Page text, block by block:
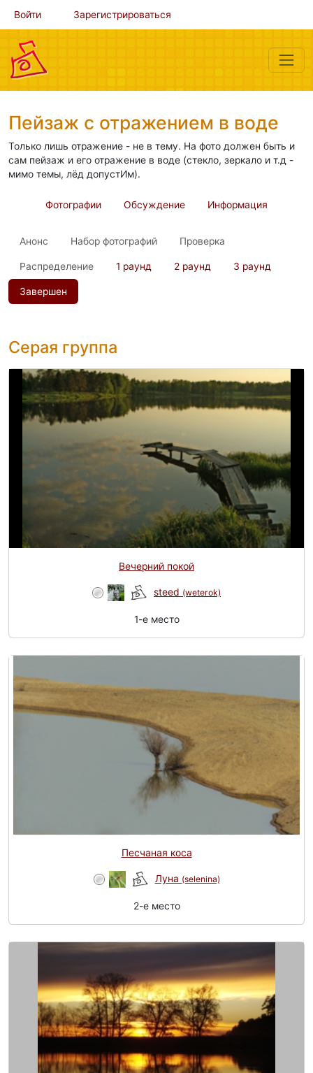
Войти Зарегистрироваться
Пейзаж с отражением в воде
Только лишь отражение - не в тему. На фото должен быть и
сам пейзаж и его отражение в воде (стекло, зеркало и т.д -
мимо темы, лёд допустИм).
Фотографии Обсуждение Информация
Анонс Набор фотографий Проверка
Распределение 1 раунд 2 раунд 3 раунд
Завершен
Серая группа
Вечерний покой
steed (weterok)
1-e место
Песчаная коса
Луна (selenina)
2-e место